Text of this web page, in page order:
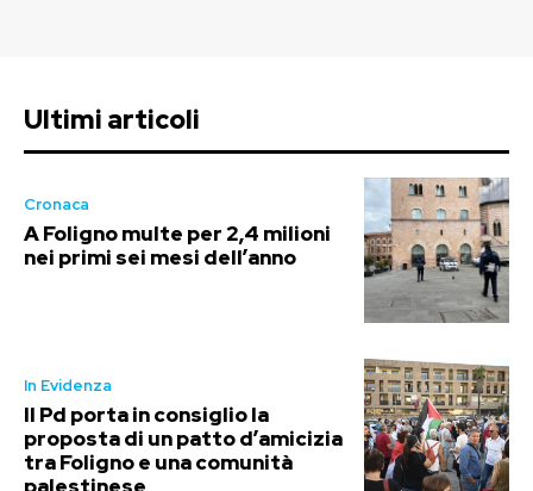
Ultimi articoli
Cronaca
A Foligno multe per 2,4 milioni
nei primi sei mesi dell’anno
In Evidenza
Il Pd porta in consiglio la
proposta di un patto d’amicizia
tra Foligno e una comunità